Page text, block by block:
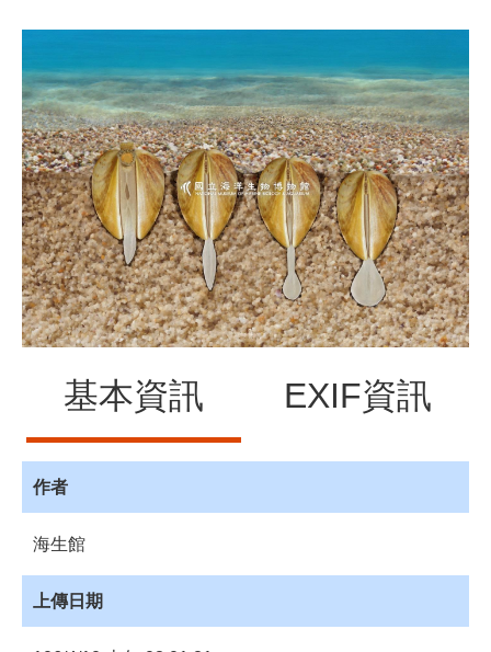
像
影
音
音
源
訊
息
發
布
諮
詢
員
專
區
首
頁
館
基本資訊 EXIF資訊
作者
海生館
上傳日期